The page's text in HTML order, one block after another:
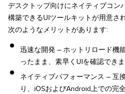
デスクトップ向けにネイティブコン
構築できるUIツールキットが用意さ
次のようなメリットがあります:
迅速な開発 – ホットリロード機
ったまま、素早くUIを確認できま
ネイティブパフォーマンス – 互
り、iOSおよびAndroid上での完